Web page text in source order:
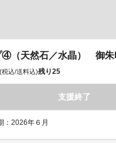
④（天然石／水晶） 御朱
(税込/送料込)残り25
支援終了
：2026年６月